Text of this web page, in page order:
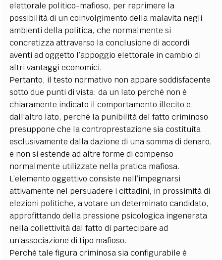
elettorale politico-mafioso, per reprimere la
possibilità di un coinvolgimento della malavita negli
ambienti della politica, che normalmente si
concretizza attraverso la conclusione di accordi
aventi ad oggetto l’appoggio elettorale in cambio di
altri vantaggi economici.
Pertanto, il testo normativo non appare soddisfacente
sotto due punti di vista: da un lato perché non è
chiaramente indicato il comportamento illecito e,
dall’altro lato, perché la punibilità del fatto criminoso
presuppone che la controprestazione sia costituita
esclusivamente dalla dazione di una somma di denaro,
e non si estende ad altre forme di compenso
normalmente utilizzate nella pratica mafiosa.
L’elemento oggettivo consiste nell’impegnarsi
attivamente nel persuadere i cittadini, in prossimità di
elezioni politiche, a votare un determinato candidato,
approfittando della pressione psicologica ingenerata
nella collettività dal fatto di partecipare ad
un’associazione di tipo mafioso.
Perché tale figura criminosa sia configurabile è